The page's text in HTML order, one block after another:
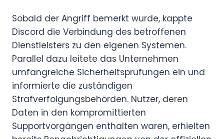
Sobald der Angriff bemerkt wurde, kappte
Discord die Verbindung des betroffenen
Dienstleisters zu den eigenen Systemen.
Parallel dazu leitete das Unternehmen
umfangreiche Sicherheitsprüfungen ein und
informierte die zuständigen
Strafverfolgungsbehörden. Nutzer, deren
Daten in den kompromittierten
Supportvorgängen enthalten waren, erhielten